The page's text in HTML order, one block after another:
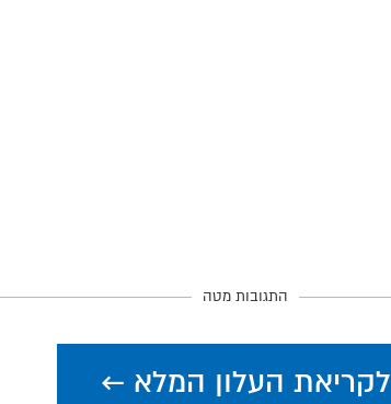
התגובות מטה
לקריאת העלון המלא ←